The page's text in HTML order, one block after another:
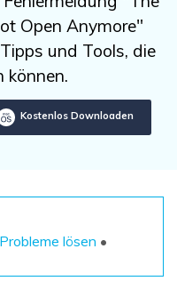
System
Testen
ENTDECKEN
Sign In
Open Anymore"
und Tools, die
können.
Kostenlos Downloaden
lösen •